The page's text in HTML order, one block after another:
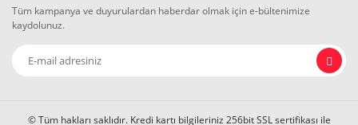
Tüm kampanya ve duyurulardan haberdar olmak için e-bültenimize
kaydolunuz.
© Tüm hakları saklıdır. Kredi kartı bilgileriniz 256bit SSL sertifikası ile